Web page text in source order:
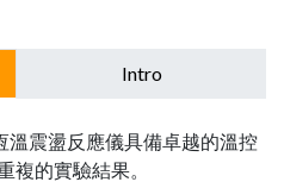
Intro
溫震盪反應儀具備卓越的溫控
複的實驗結果。